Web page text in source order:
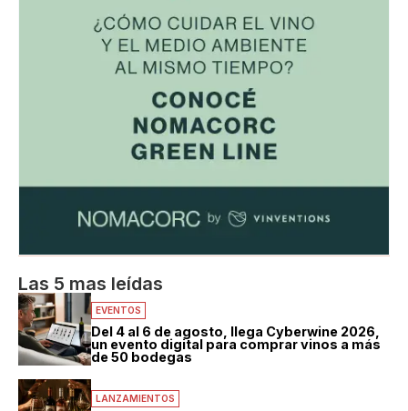
Las 5 mas leídas
EVENTOS
Del 4 al 6 de agosto, llega Cyberwine 2026,
un evento digital para comprar vinos a más
de 50 bodegas
LANZAMIENTOS